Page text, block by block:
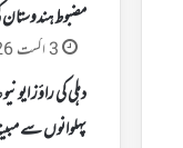
مضبوط ہندوستان
3 اگست 2026 - 16:38
دہلی کی راؤز
پہلوانوں سے